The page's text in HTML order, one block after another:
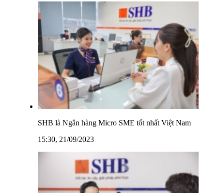
SHB là Ngân hàng Micro SME tốt nhất Việt Nam
15:30, 21/09/2023